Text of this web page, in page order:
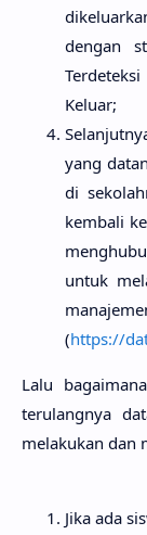
dengan
Keluar;
yang
di
kembali
untuk
(https://
Lalu
terulangnya
melakukan dan
Jika ada